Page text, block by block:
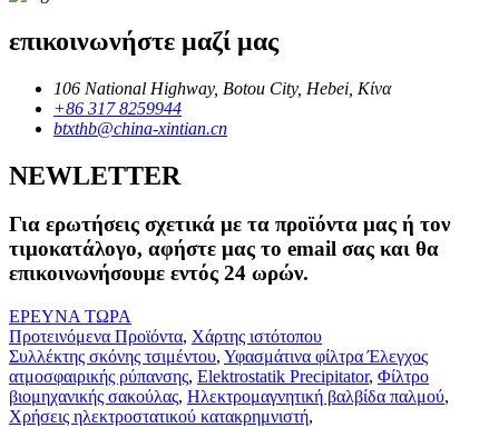
επικοινωνήστε μαζί μας
106 National Highway, Botou City, Hebei, Κίνα
+86 317 8259944
btxthb@china-xintian.cn
NEWLETTER
Για ερωτήσεις σχετικά με τα προϊόντα μας ή τον
τιμοκατάλογο, αφήστε μας το email σας και θα
επικοινωνήσουμε εντός 24 ωρών.
ΕΡΕΥΝΑ ΤΩΡΑ
Προτεινόμενα Προϊόντα, Χάρτης ιστότοπου
Συλλέκτης σκόνης τσιμέντου, Υφασμάτινα φίλτρα Έλεγχος
ατμοσφαιρικής ρύπανσης, Elektrostatik Precipitator, Φίλτρο
βιομηχανικής σακούλας, Ηλεκτρομαγνητική βαλβίδα παλμού,
Χρήσεις ηλεκτροστατικού κατακρημνιστή,